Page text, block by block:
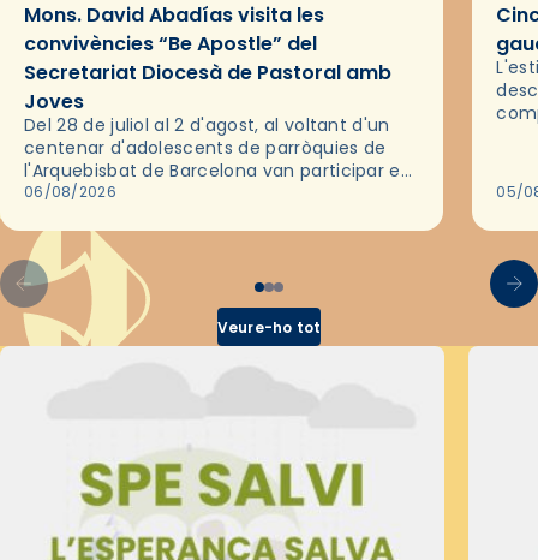
Mons. David Abadías visita les
convivències “Be Apostle” del
Secretariat Diocesà de Pastoral amb
Joves
Del 28 de juliol al 2 d'agost, al voltant d'un
centenar d'adolescents de parròquies de
l'Arquebisbat de Barcelona van participar en
les convivències Be Apostle, organitzades
06/08/2026 05/
Veure-ho tot